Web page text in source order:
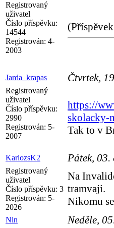
Registrovaný
uživatel
Číslo příspěvku:
14544
Registrován: 4-
2003
Jarda_krapas Čtvrtek,
Registrovaný
uživatel
Číslo příspěvku:
2990
Registrován: 5-
2007
https://
skolacky-
Tak to v
KarlozsK2 Pátek,
Registrovaný
uživatel
Číslo příspěvku: 3
Registrován: 5-
2026
Na
tramvaji.
Nikomu
Nin Neděle,